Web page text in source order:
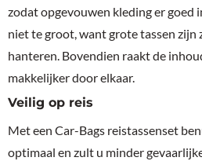
zodat opgevouwen kleding er goed
niet te groot, want grote tassen zijn
hanteren. Bovendien raakt de
makkelijker door elkaar.
Veilig op reis
Met een Car-Bags reistassenset
optimaal en zult u minder